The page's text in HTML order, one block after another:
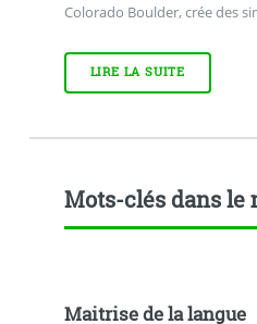
Colorado Boulder, crée des
LIRE LA SUITE
Mots-clés dans le
Maitrise de la langue